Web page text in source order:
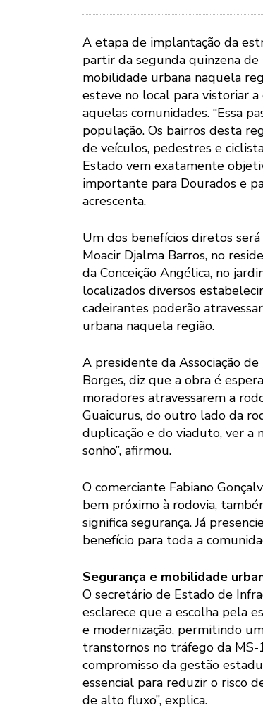
A etapa de implantação da
partir da segunda quinzena
mobilidade urbana naquela
esteve no local para vistoriar
aquelas comunidades. “Essa
população. Os bairros desta
de veículos, pedestres e
Estado vem exatamente
importante para Dourados e
acrescenta.
Um dos benefícios diretos
Moacir Djalma Barros, no
da Conceição Angélica, no
localizados diversos
cadeirantes poderão
urbana naquela região.
A presidente da Associação
Borges, diz que a obra é
moradores atravessarem a
Guaicurus, do outro lado da
duplicação e do viaduto, ver a
sonho”, afirmou.
O comerciante Fabiano
bem próximo à rodovia,
significa segurança. Já
benefício para toda a
Segurança e mobilidade
O secretário de Estado de
esclarece que a escolha pela
e modernização, permitindo
transtornos no tráfego da MS-
compromisso da gestão
essencial para reduzir o risco
de alto fluxo”, explica.